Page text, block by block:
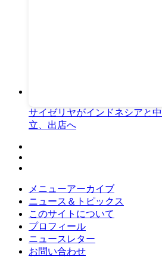
サイゼリヤがインドネシアと
立、出店へ
メニューアーカイブ
ニュース＆トピックス
このサイトについて
プロフィール
ニュースレター
お問い合わせ